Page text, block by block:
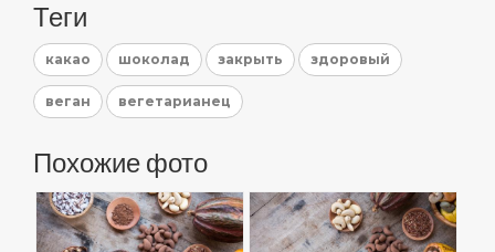
Теги
какао шоколад закрыть здоровый
веган вегетарианец
Похожие фото